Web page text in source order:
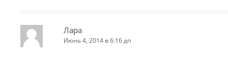
Лара
Июнь 4, 2014 в 6:16 дп